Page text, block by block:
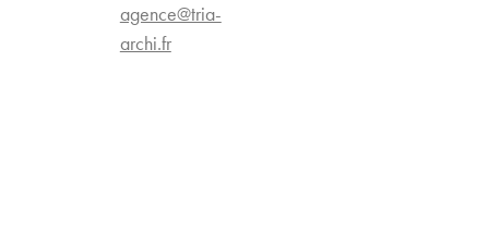
agence@tria-
archi.fr